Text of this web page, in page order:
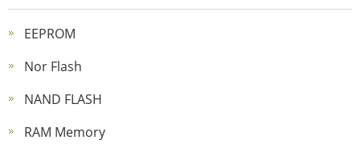
EEPROM
Nor Flash
NAND FLASH
RAM Memory